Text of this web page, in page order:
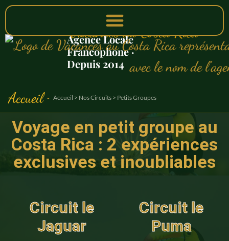
Vacances au Costa Rica
Agence Locale
Francophone ·
Depuis 2014
Accueil - Accueil > Nos Circuits > Petits Groupes
Voyage en petit groupe au
Costa Rica : 2 expériences
exclusives et inoubliables
Circuit le
Jaguar
Circuit le
Puma